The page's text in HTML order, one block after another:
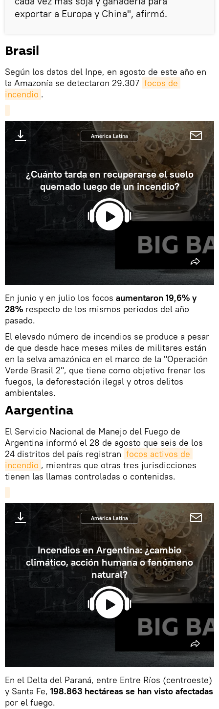
exportar a Europa y China", afirmó.
Brasil
Según los datos del Inpe, en agosto de este año en
la Amazonía se detectaron 29.307 focos de
incendio .
América Latina
¿Cuánto tarda en recuperarse el suelo
quemado luego de un incendio?
En junio y en julio los focos aumentaron 19,6% y
28% respecto de los mismos periodos del año
pasado.
El elevado número de incendios se produce a pesar
de que desde hace meses miles de militares están
en la selva amazónica en el marco de la "Operación
Verde Brasil 2", que tiene como objetivo frenar los
fuegos, la deforestación ilegal y otros delitos
ambientales.
Aargentina
El Servicio Nacional de Manejo del Fuego de
Argentina informó el 28 de agosto que seis de los
24 distritos del país registran focos activos de
incendio , mientras que otras tres jurisdicciones
tienen las llamas controladas o contenidas.
América Latina
Incendios en Argentina: ¿cambio
climático, acción humana o fenómeno
natural?
En el Delta del Paraná, entre Entre Ríos (centroeste)
y Santa Fe, 198.863 hectáreas se han visto afectadas
por el fuego.